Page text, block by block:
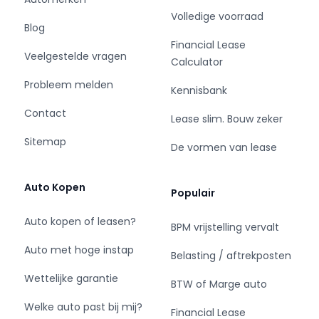
- 1000 voertuigen uit voorraad leverbaar
- Ideaal voor starters & ZZP'ers
- Leasen met BKR codering is mogelijk
- Grootste van Nederland
voertuig
Bedrijfswagens:
Sluit nu je financial lease bij Eurocars af, en
naar een elektrische bedrijfswagen.
Blog
Veelgestelde vragen
Probleem melden
Contact
Sitemap
Auto Kopen
Auto kopen of leasen?
Auto met hoge instap
Wettelijke garantie
Welke auto past bij mij?
Volledige voorraad
Financial Lease
Calculator
Kennisbank
Lease slim. Bouw zeker
De vormen van lease
Populair
BPM vrijstelling vervalt
Belasting / aftrekposten
BTW of Marge auto
Financial Lease